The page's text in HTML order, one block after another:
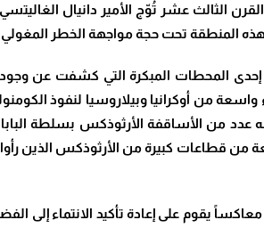
المنطقة تحت حجة مواجهة الخطر
إحدى المحطات المبكرة التي كشفت عن
واسعة من أوكرانيا وبيلاروسيا لنفوذ
عدد من الأساقفة الأرثوذكس بسلطة
من قطاعات كبيرة من الأرثوذكس الذين
خميلنيتسكي مع روسيا سنة 1654 ليعكس اتجاهاً معاكساً يقوم